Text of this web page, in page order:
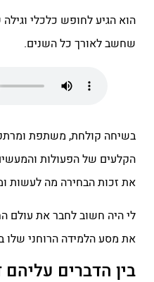
הוא הגיע לחופש כלכלי
שחשב לאורך כל השנים.
בשיחה קולחת, משתפת
הקלעים של הפעולות
את זכות הבחירה מה לעשות
לי היה חשוב לחבר את עולם
את מסע הלמידה הרוחני שלו
בין הדברים עליהם